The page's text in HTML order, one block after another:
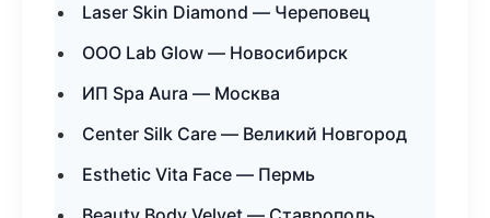
Laser Skin Diamond — Череповец
ООО Lab Glow — Новосибирск
ИП Spa Aura — Москва
Center Silk Care — Великий Новгород
Esthetic Vita Face — Пермь